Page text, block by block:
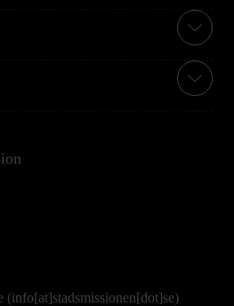
(info[at]stadsmissionen[dot]se)